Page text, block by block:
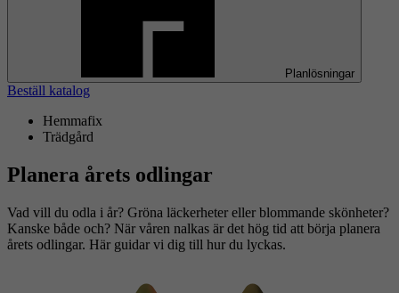
Planlösningar
Beställ katalog
Hemmafix
Trädgård
Planera årets odlingar
Vad vill du odla i år? Gröna läckerheter eller blommande skönheter?
Kanske både och? När våren nalkas är det hög tid att börja planera
årets odlingar. Här guidar vi dig till hur du lyckas.